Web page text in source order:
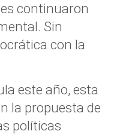
continuaron
Sin
con la
este año, esta
la propuesta de
políticas